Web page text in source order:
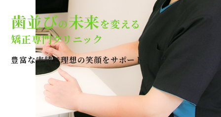
費用について
クリニック案内
Q＆A
歯並びの未来を変える
矯正専門クリニック
豊富な実績で理想の笑顔をサポートします